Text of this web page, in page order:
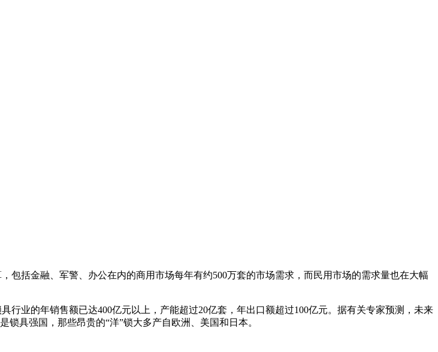
包括金融、军警、办公在内的商用市场每年有约500万套的市场需求，而民用市场的需求量也在大幅
业的年销售额已达400亿元以上，产能超过20亿套，年出口额超过100亿元。据有关专家预测，未来
具强国，那些昂贵的“洋”锁大多产自欧洲、美国和日本。